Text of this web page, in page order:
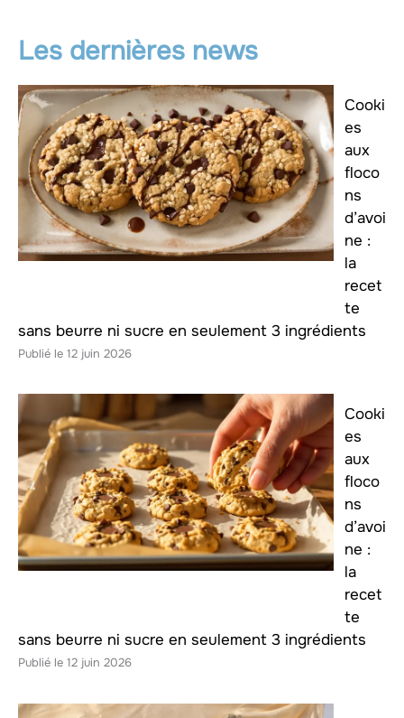
Les dernières news
Cooki
es
aux
floco
ns
d’avoi
ne :
la
recet
te
sans beurre ni sucre en seulement 3 ingrédients
12 juin 2026
Cooki
es
aux
floco
ns
d’avoi
ne :
la
recet
te
sans beurre ni sucre en seulement 3 ingrédients
12 juin 2026